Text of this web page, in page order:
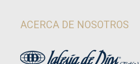
ACERCA DE NOSOTROS